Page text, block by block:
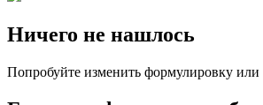
Ничего не нашлось
Попробуйте изменить формулировку